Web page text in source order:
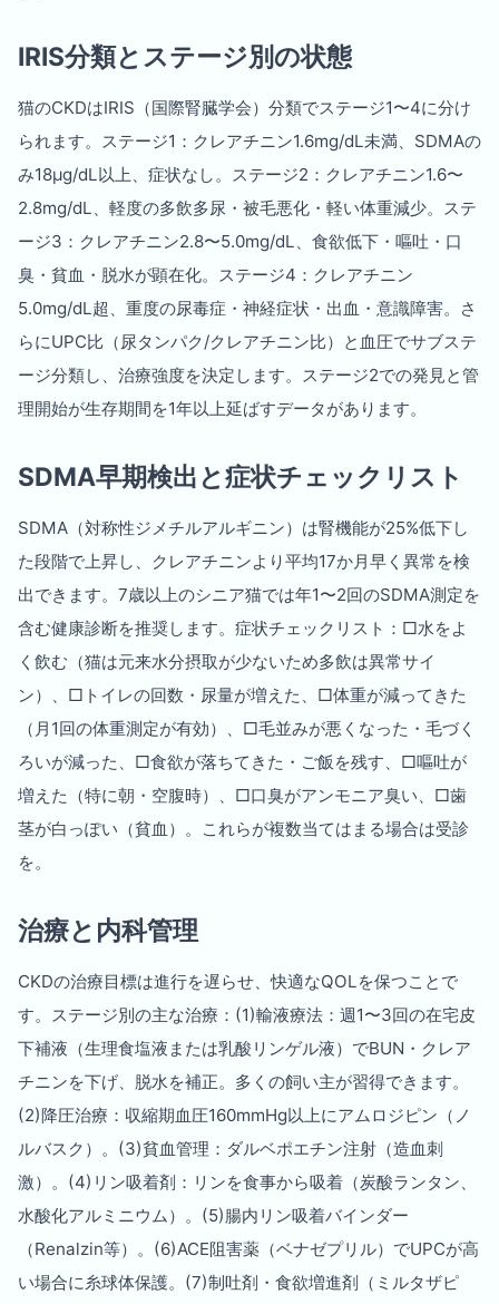
IRIS分類とステージ別の状態
猫のCKDはIRIS（国際腎臓学会）分類でステージ1〜4に分け
られます。ステージ1：クレアチニン1.6mg/dL未満、SDMAの
み18μg/dL以上、症状なし。ステージ2：クレアチニン1.6〜
2.8mg/dL、軽度の多飲多尿・被毛悪化・軽い体重減少。ステ
ージ3：クレアチニン2.8〜5.0mg/dL、食欲低下・嘔吐・口
臭・貧血・脱水が顕在化。ステージ4：クレアチニン
5.0mg/dL超、重度の尿毒症・神経症状・出血・意識障害。さ
らにUPC比（尿タンパク/クレアチニン比）と血圧でサブステ
ージ分類し、治療強度を決定します。ステージ2での発見と管
理開始が生存期間を1年以上延ばすデータがあります。
SDMA早期検出と症状チェックリスト
SDMA（対称性ジメチルアルギニン）は腎機能が25%低下し
た段階で上昇し、クレアチニンより平均17か月早く異常を検
出できます。7歳以上のシニア猫では年1〜2回のSDMA測定を
含む健康診断を推奨します。症状チェックリスト：□水をよ
く飲む（猫は元来水分摂取が少ないため多飲は異常サイ
ン）、□トイレの回数・尿量が増えた、□体重が減ってきた
（月1回の体重測定が有効）、□毛並みが悪くなった・毛づく
ろいが減った、□食欲が落ちてきた・ご飯を残す、□嘔吐が
増えた（特に朝・空腹時）、□口臭がアンモニア臭い、□歯
茎が白っぽい（貧血）。これらが複数当てはまる場合は受診
を。
治療と内科管理
CKDの治療目標は進行を遅らせ、快適なQOLを保つことで
す。ステージ別の主な治療：(1)輸液療法：週1〜3回の在宅皮
下補液（生理食塩液または乳酸リンゲル液）でBUN・クレア
チニンを下げ、脱水を補正。多くの飼い主が習得できます。
(2)降圧治療：収縮期血圧160mmHg以上にアムロジピン（ノ
ルバスク）。(3)貧血管理：ダルベポエチン注射（造血刺
激）。(4)リン吸着剤：リンを食事から吸着（炭酸ランタン、
水酸化アルミニウム）。(5)腸内リン吸着バインダー
（Renalzin等）。(6)ACE阻害薬（ベナゼプリル）でUPCが高
い場合に糸球体保護。(7)制吐剤・食欲増進剤（ミルタザピ